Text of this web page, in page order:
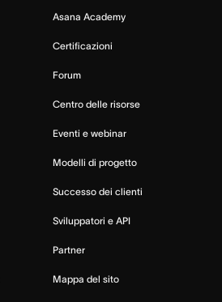
Asana Academy
Certificazioni
Forum
Centro delle risorse
Eventi e webinar
Modelli di progetto
Successo dei clienti
Sviluppatori e API
Partner
Mappa del sito